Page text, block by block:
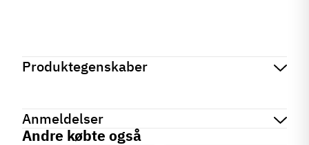
Produktegenskaber
Produktinformation
Anmeldelser
Andre købte også